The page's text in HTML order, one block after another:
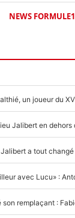
NEWS FORMULE1